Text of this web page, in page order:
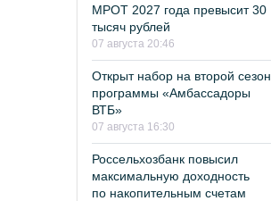
МРОТ 2027 года превысит 30
тысяч рублей
07 августа 20:46
Открыт набор на второй сезон
программы «Амбассадоры
ВТБ»
07 августа 16:30
Россельхозбанк повысил
максимальную доходность
по накопительным счетам